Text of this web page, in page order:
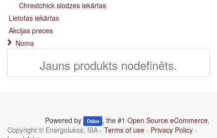
Chrestchick slodzes iekārtas
Lietotas iekārtas
Akcijas preces
Noma
Jauns produkts nodefinēts.
Powered by Odoo , the #1 Open Source eCommerce.
Copyright © Energolukss, SIA - Terms of use - Privacy Policy -